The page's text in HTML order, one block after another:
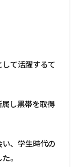
て活躍するて
し黒帯を取得
、学生時代の
。